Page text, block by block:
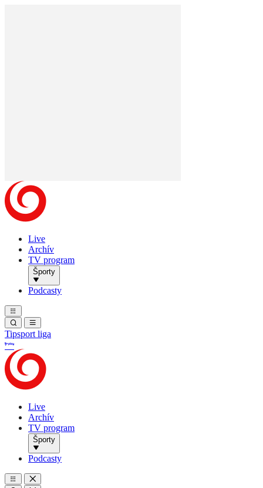
Live
Archív
TV program
Športy
Podcasty
Tipsport liga
Live
Archív
TV program
Športy
Podcasty